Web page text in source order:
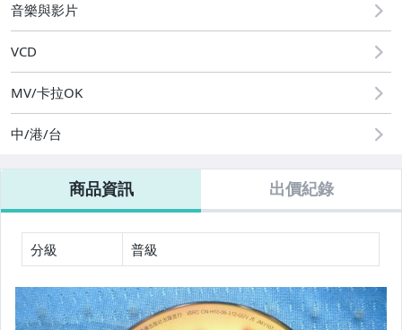
國語光碟
台語光碟
古典光碟
粵語光碟
客語光碟
日語光碟
韓語光碟
音樂與影片
VCD
MV/卡拉OK
中/港/台
商品資訊 出價紀錄
分級 普級